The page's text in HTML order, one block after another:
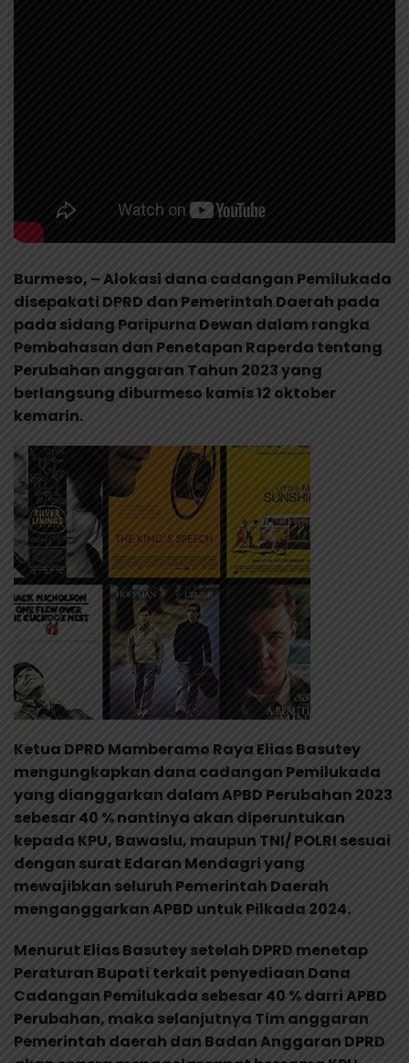
Burmeso, – Alokasi dana cadangan Pemilukada
disepakati DPRD dan Pemerintah Daerah pada
pada sidang Paripurna Dewan dalam rangka
Pembahasan dan Penetapan Raperda tentang
Perubahan anggaran Tahun 2023 yang
berlangsung diburmeso kamis 12 oktober
kemarin.
Ketua DPRD Mamberamo Raya Elias Basutey
mengungkapkan dana cadangan Pemilukada
yang dianggarkan dalam APBD Perubahan 2023
sebesar 40 % nantinya akan diperuntukan
kepada KPU, Bawaslu, maupun TNI/ POLRI sesuai
dengan surat Edaran Mendagri yang
mewajibkan seluruh Pemerintah Daerah
menganggarkan APBD untuk Pilkada 2024.
Menurut Elias Basutey setelah DPRD menetap
Peraturan Bupati terkait penyediaan Dana
Cadangan Pemilukada sebesar 40 % darri APBD
Perubahan, maka selanjutnya Tim anggaran
Pemerintah daerah dan Badan Anggaran DPRD